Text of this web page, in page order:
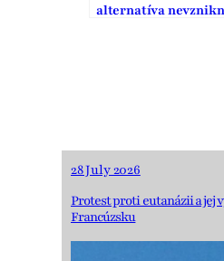
alternatíva
28 July 2026
Protest proti eutanázii a jej
Francúzsku